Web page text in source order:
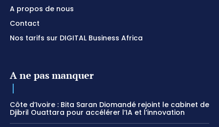
A propos de nous
Contact
Nos tarifs sur DIGITAL Business Africa
A ne pas manquer
Côte d’Ivoire : Bita Saran Diomandé rejoint le cabinet de
Djibril Ouattara pour accélérer l’IA et l’innovation